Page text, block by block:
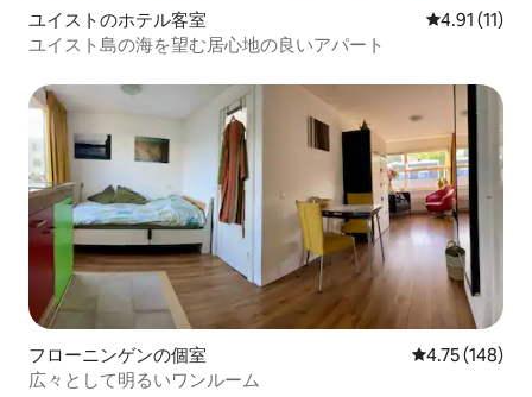
ユイストのホテル客室 レビュー11
4.91 (11)
ユイスト島の海を望む居心地の良いアパート
フローニンゲンの個室 レビュー148
4.75 (148)
広々として明るいワンルーム